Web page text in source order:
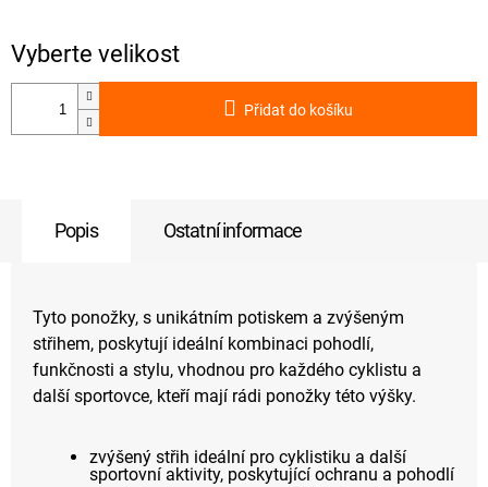
Přidat do košíku
Popis Ostatní informace
Tyto ponožky, s unikátním potiskem a zvýšeným
střihem, poskytují ideální kombinaci pohodlí,
funkčnosti a stylu, vhodnou pro každého cyklistu a
další sportovce, kteří mají rádi ponožky této výšky.
zvýšený střih ideální pro cyklistiku a další
sportovní aktivity, poskytující ochranu a pohodlí